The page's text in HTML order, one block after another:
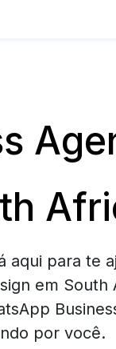
aqui para te
em South
por você.